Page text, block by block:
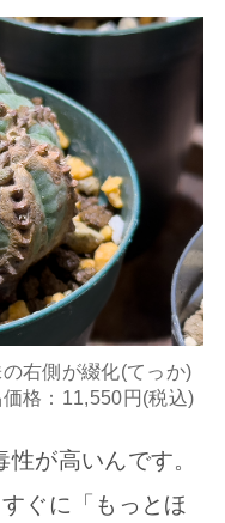
右側が綴化(てっか)
格：11,550円(税込)
が高いんです。
ぐに「もっとほ